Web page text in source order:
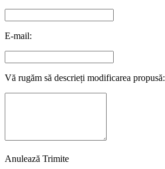
E-mail:
Vă rugăm să descrieți modificarea propusă:
Anulează Trimite